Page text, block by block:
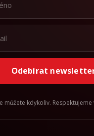
Odebírat
můžete kdykoliv.